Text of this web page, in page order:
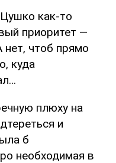
как-то
приоритет —
нет, чтоб прямо
куда
плюху на
и
б
необходимая в